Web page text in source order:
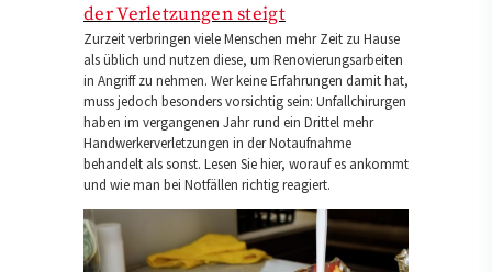
der Verletzungen steigt
Zurzeit verbringen viele Menschen mehr Zeit zu Hause
als üblich und nutzen diese, um Renovierungsarbeiten
in Angriff zu nehmen. Wer keine Erfahrungen damit hat,
muss jedoch besonders vorsichtig sein: Unfallchirurgen
haben im vergangenen Jahr rund ein Drittel mehr
Handwerkerverletzungen in der Notaufnahme
behandelt als sonst. Lesen Sie hier, worauf es ankommt
und wie man bei Notfällen richtig reagiert.